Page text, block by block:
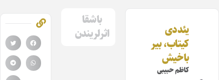
یئددی
کیتاب، بیر
باخیش
کاظم حبیبی
باشقا
اثرلریندن